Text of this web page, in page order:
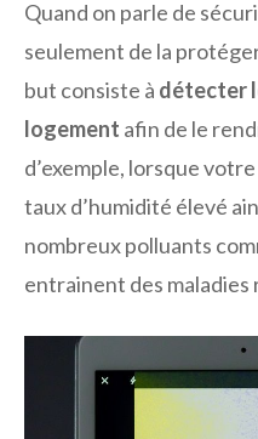
Quand on parle de
seulement de la
but consiste à détecter
logement afin de le
d’exemple, lorsque
taux d’humidité élevé
nombreux polluants
entrainent des maladies